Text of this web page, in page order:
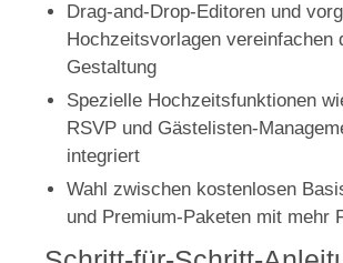
Drag-and-Drop-Editoren und
Hochzeitsvorlagen vereinfachen
Gestaltung
Spezielle Hochzeitsfunktionen
RSVP und Gästelisten-
integriert
Wahl zwischen kostenlosen
und Premium-Paketen mit mehr